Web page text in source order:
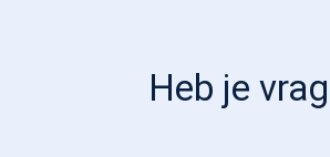
Heb je